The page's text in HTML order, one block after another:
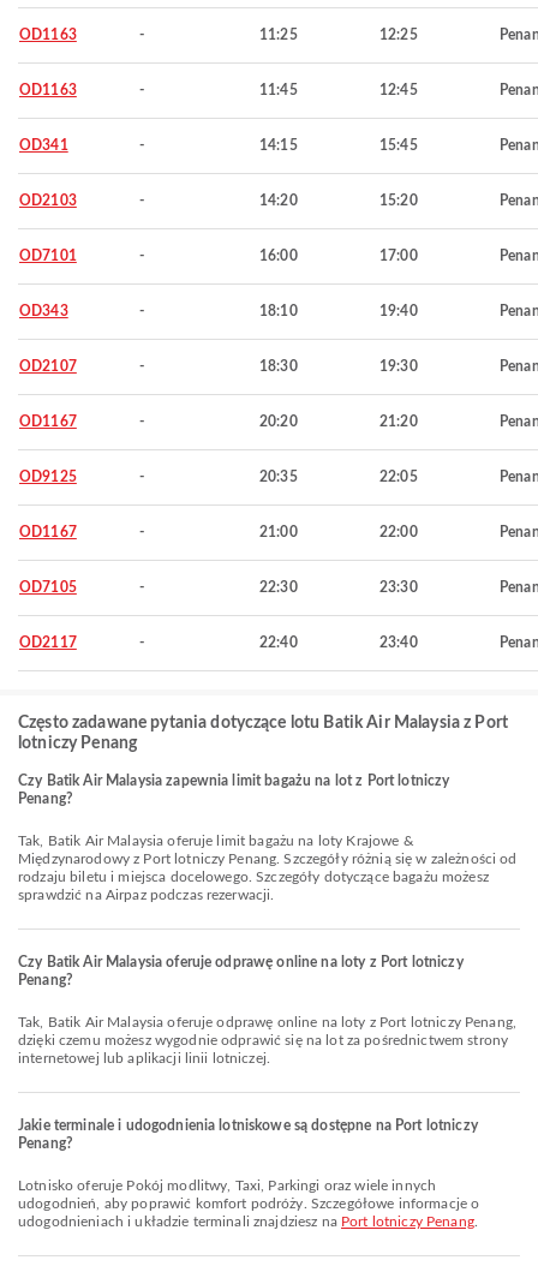
OD1163 - 11:25 12:25
OD1163 - 11:45 12:45
OD341 - 14:15 15:45
OD2103 - 14:20 15:20
OD7101 - 16:00 17:00
OD343 - 18:10 19:40
OD2107 - 18:30 19:30
OD1167 - 20:20 21:20
OD9125 - 20:35 22:05
OD1167 - 21:00 22:00
OD7105 - 22:30 23:30
OD2117 - 22:40 23:40
Często zadawane pytania dotyczące lotu Batik Air Malaysia z Port
lotniczy Penang
Czy Batik Air Malaysia zapewnia limit bagażu na lot z Port lotniczy
Penang?
Tak, Batik Air Malaysia oferuje limit bagażu na loty Krajowe &
Międzynarodowy z Port lotniczy Penang. Szczegóły różnią się w zależności od
rodzaju biletu i miejsca docelowego. Szczegóły dotyczące bagażu możesz
sprawdzić na Airpaz podczas rezerwacji.
Czy Batik Air Malaysia oferuje odprawę online na loty z Port lotniczy
Penang?
Tak, Batik Air Malaysia oferuje odprawę online na loty z Port lotniczy Penang,
dzięki czemu możesz wygodnie odprawić się na lot za pośrednictwem strony
internetowej lub aplikacji linii lotniczej.
Jakie terminale i udogodnienia lotniskowe są dostępne na Port lotniczy
Penang?
Lotnisko oferuje Pokój modlitwy, Taxi, Parkingi oraz wiele innych
udogodnień, aby poprawić komfort podróży. Szczegółowe informacje o
udogodnieniach i układzie terminali znajdziesz na Port lotniczy Penang.